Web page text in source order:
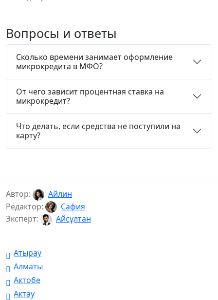
Вопросы и ответы
Сколько времени занимает оформление
микрокредита в МФО?
От чего зависит процентная ставка на
микрокредит?
Что делать, если средства не поступили на
карту?
Автор:
Айлин
Редактор:
Сафия
Эксперт:
Айсұлтан
Атырау
Алматы
Актобе
Актау